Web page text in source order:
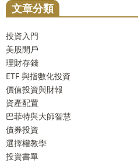
文章分類
投資入門
美股開戶
理財存錢
ETF 與指數化投資
價值投資與財報
資產配置
巴菲特與大師智慧
債券投資
選擇權教學
投資書單